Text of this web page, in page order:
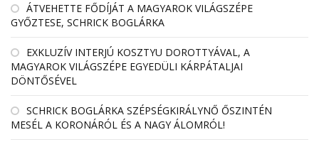
ÁTVEHETTE FŐDÍJÁT A MAGYAROK VILÁGSZÉPE
GYŐZTESE, SCHRICK BOGLÁRKA
EXKLUZÍV INTERJÚ KOSZTYU DOROTTYÁVAL, A
MAGYAROK VILÁGSZÉPE EGYEDÜLI KÁRPÁTALJAI
DÖNTŐSÉVEL
SCHRICK BOGLÁRKA SZÉPSÉGKIRÁLYNŐ ŐSZINTÉN
MESÉL A KORONÁRÓL ÉS A NAGY ÁLOMRÓL!